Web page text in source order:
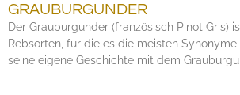
GRAUBURGUNDER
Der Grauburgunder (französisch Pinot Gris)
Rebsorten, für die es die meisten
seine eigene Geschichte mit dem